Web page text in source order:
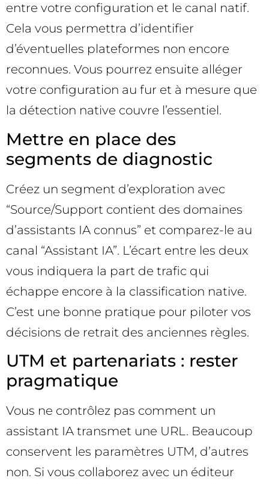
entre votre configuration et le canal natif.
Cela vous permettra d’identifier
d’éventuelles plateformes non encore
reconnues. Vous pourrez ensuite alléger
votre configuration au fur et à mesure que
la détection native couvre l’essentiel.
Mettre en place des
segments de diagnostic
Créez un segment d’exploration avec
“Source/Support contient des domaines
d’assistants IA connus” et comparez-le au
canal “Assistant IA”. L’écart entre les deux
vous indiquera la part de trafic qui
échappe encore à la classification native.
C’est une bonne pratique pour piloter vos
décisions de retrait des anciennes règles.
UTM et partenariats : rester
pragmatique
Vous ne contrôlez pas comment un
assistant IA transmet une URL. Beaucoup
conservent les paramètres UTM, d’autres
non. Si vous collaborez avec un éditeur